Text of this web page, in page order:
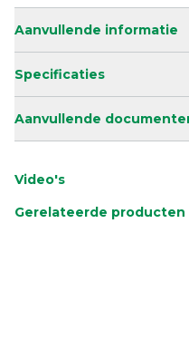
Aanvullende informatie
Specificaties
Aanvullende
Video's
Gerelateerde producten